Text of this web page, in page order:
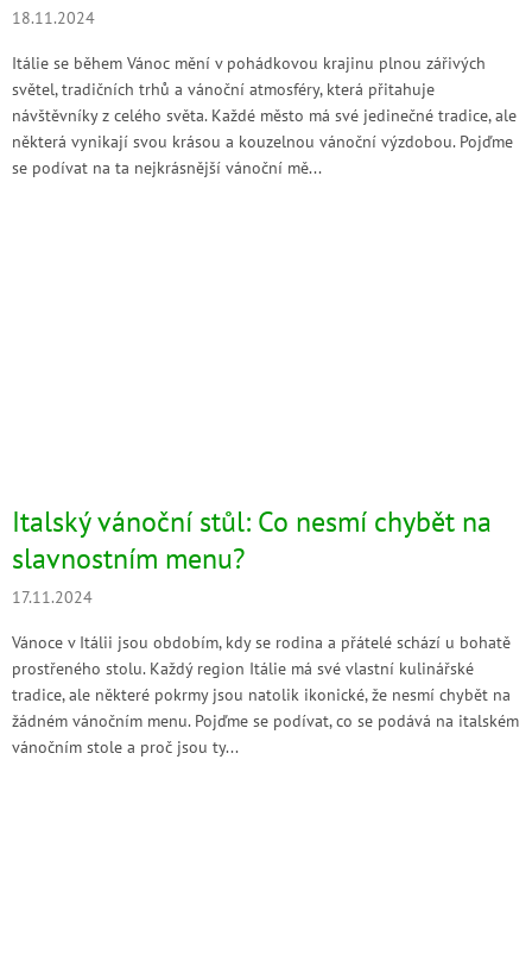
18.11.2024
Itálie se během Vánoc mění v pohádkovou krajinu plnou zářivých
světel, tradičních trhů a vánoční atmosféry, která přitahuje
návštěvníky z celého světa. Každé město má své jedinečné tradice, ale
některá vynikají svou krásou a kouzelnou vánoční výzdobou. Pojďme
se podívat na ta nejkrásnější vánoční mě...
Italský vánoční stůl: Co nesmí chybět na
slavnostním menu?
17.11.2024
Vánoce v Itálii jsou obdobím, kdy se rodina a přátelé schází u bohatě
prostřeného stolu. Každý region Itálie má své vlastní kulinářské
tradice, ale některé pokrmy jsou natolik ikonické, že nesmí chybět na
žádném vánočním menu. Pojďme se podívat, co se podává na italském
vánočním stole a proč jsou ty...